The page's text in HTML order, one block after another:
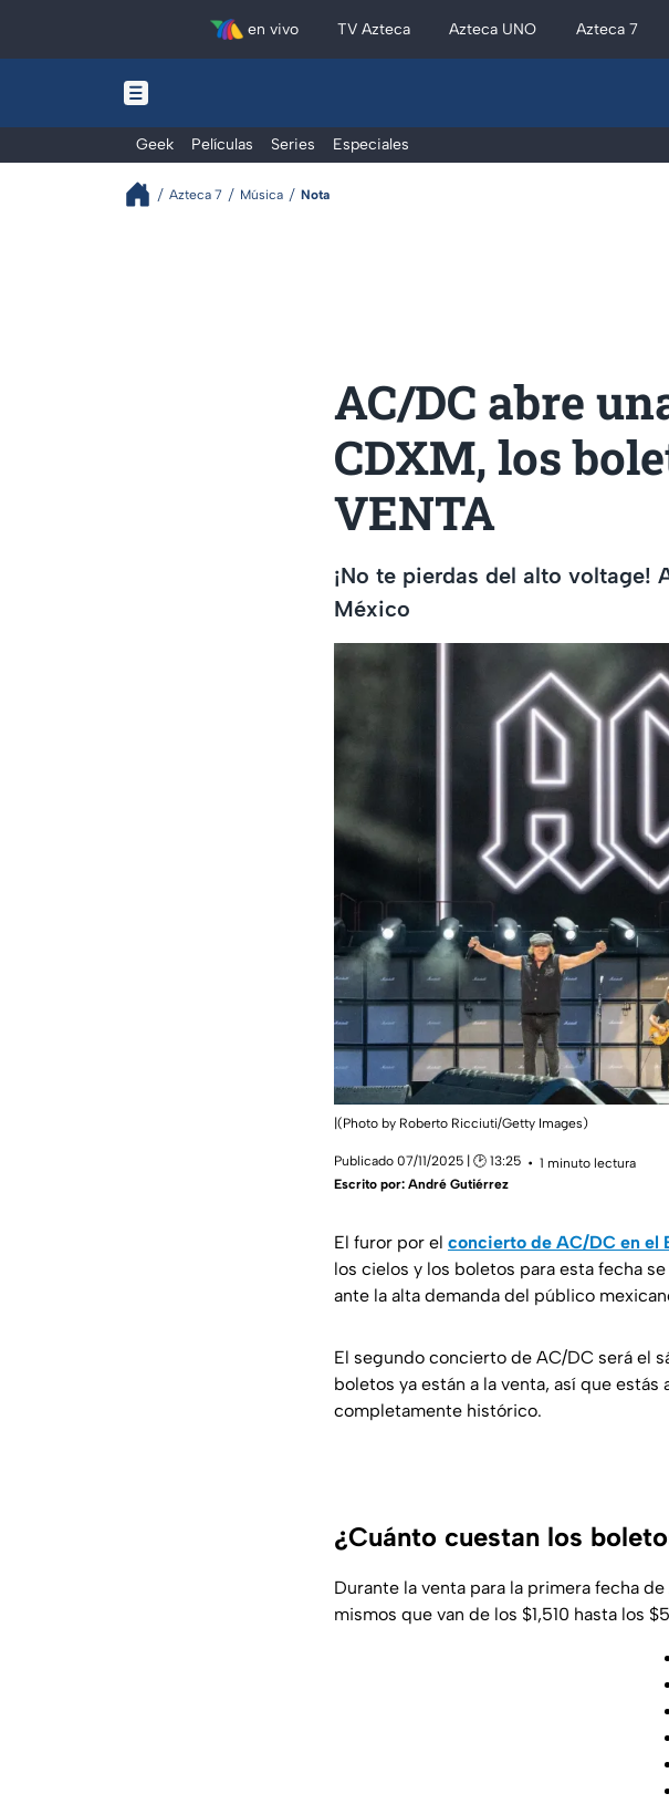
en vivo TV Azteca Azteca UNO Azteca 7
Geek Películas Series Especiales
Azteca 7 Música Nota
AC/DC abre
CDXM, los
VENTA
¡No te pierdas del alto voltage!
México
|(Photo by Roberto Ricciuti/Getty Images)
Publicado 07/11/2025 | 🕑 13:25
1 minuto lectura
Escrito por: André Gutiérrez
El furor por el concierto de AC/DC en el
los cielos y los boletos para esta fecha
ante la alta demanda del público
El segundo concierto de AC/DC será el
boletos ya están a la venta, así que
completamente histórico.
¿Cuánto cuestan los
Durante la venta para la primera fecha
mismos que van de los $1,510 hasta los